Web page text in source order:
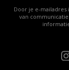
Door je e-
van